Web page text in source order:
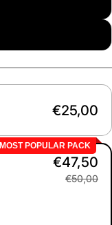
€25,00
MOST POPULAR PACK
€47,50
€50,00